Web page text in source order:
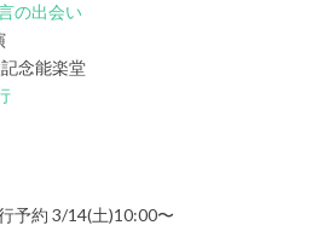
の出会い
念能楽堂
予約 3/14(土)10:00〜